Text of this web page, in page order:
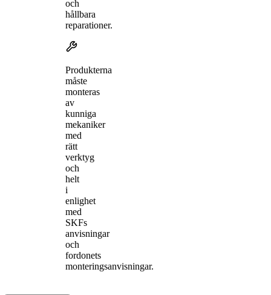
och
hållbara
reparationer.
Produkterna
måste
monteras
av
kunniga
mekaniker
med
rätt
verktyg
och
helt
i
enlighet
med
SKFs
anvisningar
och
fordonets
monteringsanvisningar.